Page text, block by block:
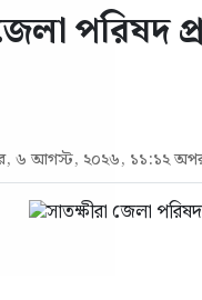
পরিষদ
৬ আগস্ট, ২০২৬, ১১:১২